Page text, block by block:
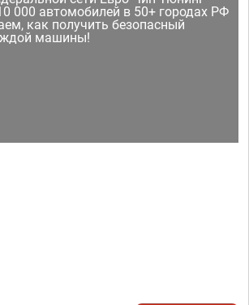
000 автомобилей в 50+ городах РФ
как получить безопасный
машины!